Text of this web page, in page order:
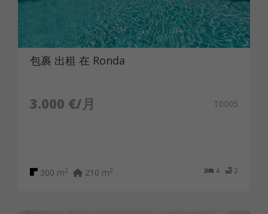
包裹 出租 在 Ronda
3.000 €/月 T0005
4 2
300 m2 210 m2